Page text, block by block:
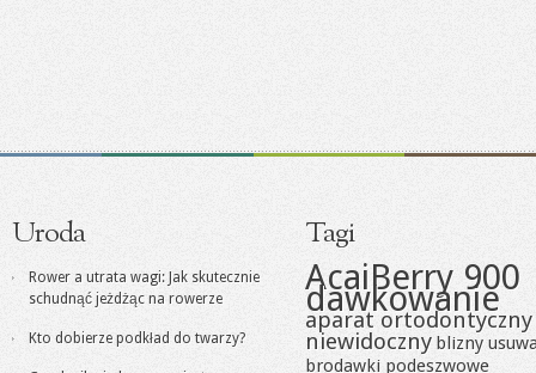
Uroda
Rower a utrata wagi: Jak skutecznie
schudnąć jeżdżąc na rowerze
Kto dobierze podkład do twarzy?
Tagi
AcaiBerry 900
dawkowanie
aparat ortodontyczny
niewidoczny blizny
brodawki podeszwowe